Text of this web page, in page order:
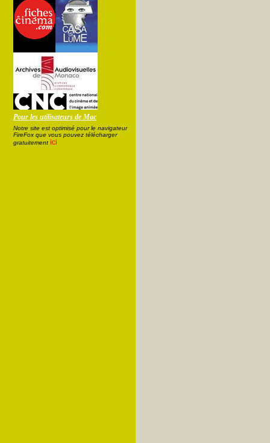
Pour les utilisateurs de Mac
Notre site est optimisé pour le navigateur
FireFox que vous pouvez télécharger
gratuitement ici